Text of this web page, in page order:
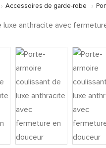
Accessoires de garde-robe